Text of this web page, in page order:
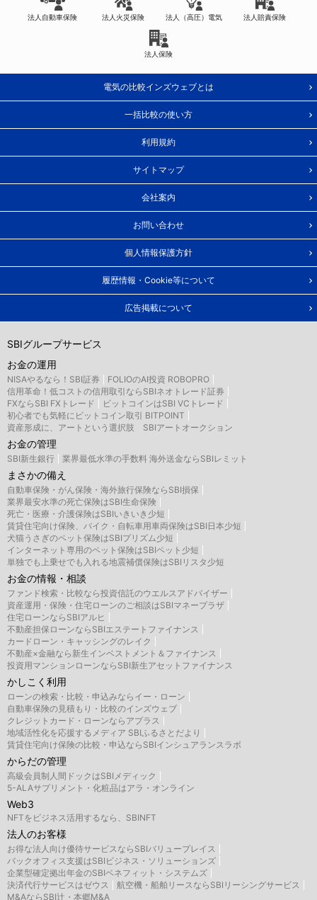
法人自動車保険 法人火災保険 法人（高圧）電気 法人賠責保険
法人保険
電気の比較インズウェブとは
一括比較の使い方
利用規約
サイトマップ
会社案内
お問い合わせ
個人情報保護方針
履歴情報・Cookie等について
広告掲載について
SBIグループサービス
お金の運用
NISAやるなら！SBI証券
FOLIOのAI投資 ROBOPRO
信用革命！低コストの信用取引ならSBIネオトレード証券
FXならSBI FXトレード
ビットコインはSBI VCトレード
初心者でも気軽にビットコイン取引 BITPOINT
資産形成に、アートという選択肢 SBIアートオークション
お金の管理
SBI新生銀行 業界最低水準の手数料 海外送金ならSBIレミット
まさかの備え
自動車保険・がん保険・海外旅行保険ならSBI損保
業界最安水準の死亡保険はSBI生命保険
死亡・医療・介護保険はSBIいきいき少短
賃貸住宅向け保険、バイク・自転車用車両保険はSBI日本少短
犬猫うさぎのペット保険はSBIプリズム少短
インターネット専用のペット保険はSBIペット少短
単独でも上乗せでも入れる地震補償保険はSBIリスタ少短
お金の情報・相談
ファンド検索・比較なら投資信託のウエルスアドバイザー
資産運用・保険・住宅ローンのご相談はSBIマネープラザ
住宅ローンならSBIアルヒ
不動産担保ローンならSBIエステートファイナンス
カードローン・キャッシングのレイク
不動産×金融なら新生インベストメント＆ファイナンス
投資用マンションローンならSBI新生アセットファイナンス
かしこく利用
ローンの検索・比較・申込みならイー・ローン
自動車保険の見積もり・比較のインズウェブ
クレジットカード・ローンならアプラス
地域活性化を応援するメディア SBIふるさとだより
賃貸住宅向け保険の比較・申込ならSBIインシュアランスラボ
からだの管理
高級会員制人間ドックはSBIメディック
5-ALAサプリメント・化粧品はアラ・オンライン
Web3
NFTをビジネス活用するなら、SBINFT
法人のお客様
お得な法人向け優待サービスならSBIバリュープレイス
バックオフィス支援はSBIビジネス・ソリューションズ
企業型確定拠出年金のSBIベネフィット・システムズ
決済代行サービスはゼウス
航空機・船舶リースならSBIリーシングサービス
M&AならSBI辻・本郷M&A